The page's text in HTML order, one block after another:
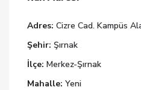
Adres: Cizre Cad. Kampüs
Şehir: Şırnak
İlçe: Merkez-Şırnak
Mahalle: Yeni